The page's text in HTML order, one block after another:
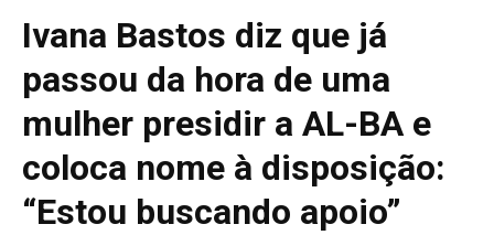
Ivana Bastos diz que já
passou da hora de uma
mulher presidir a AL-BA e
coloca nome à disposição:
“Estou buscando apoio”